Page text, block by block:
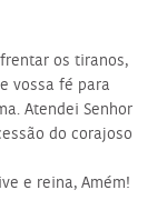
os tiranos,
vossa fé para
Atendei Senhor
do corajoso
e reina, Amém!